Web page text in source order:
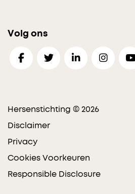
Volg ons
Hersenstichting © 2026
Disclaimer
Privacy
Cookies Voorkeuren
Responsible Disclosure